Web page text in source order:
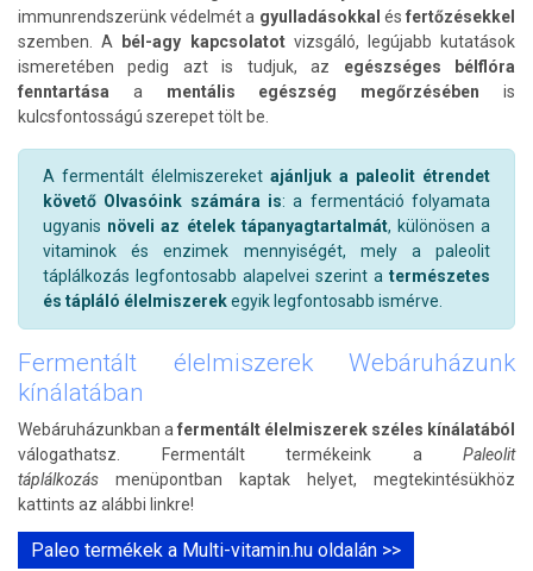
immunrendszerünk védelmét a gyulladásokkal ésfertőzésekkel
szemben. A
bél-agy kapcsolatot vizsgáló, legújabb kutatások
ismeretében pedig azt is tudjuk, az egészséges bélflóra
fenntartása a mentális egészség megőrzésébenis
kulcsfontosságú szerepet tölt be.
A fermentált élelmiszereket ajánljuk a paleolit étrendet
követő Olvasóink számára is: a fermentáció folyamata
ugyanis növeli az ételek tápanyagtartalmát, különösen a
vitaminok és enzimek mennyiségét, mely a paleolit
táplálkozás legfontosabb alapelvei szerint a természetes
és tápláló élelmiszerekegyik legfontosabb ismérve.
Fermentált élelmiszerek Webáruházunk
kínálatában
Webáruházunkban a fermentált élelmiszerek széles kínálatából
válogathatsz. Fermentált termékeink a Paleolit
táplálkozás menüpontban kaptak helyet, megtekintésükhöz
kattints az alábbi linkre!
Paleo termékek a Multi-vitamin.hu oldalán >>